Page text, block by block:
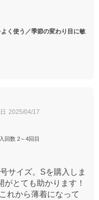
と面倒ですが、一時
く使う／季節の変わり目に敏
2025/04/17
回数 2～4回目
サイズ。Sを購入しま
とても助かります！
れから薄着になって